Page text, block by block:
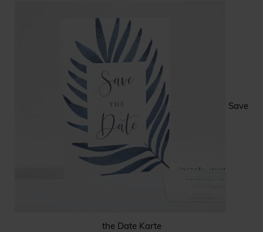
Save
the Date Karte